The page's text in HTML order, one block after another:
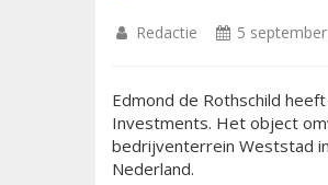
Redactie 5
Edmond de Rothschild
Investments. Het object
bedrijventerrein Weststad
Nederland.